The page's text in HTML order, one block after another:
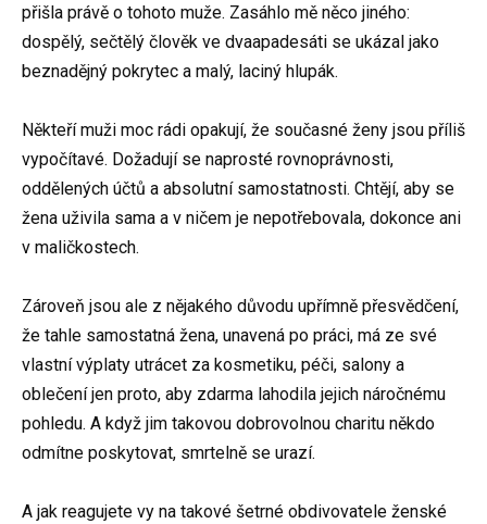
přišla právě o tohoto muže. Zasáhlo mě něco jiného:
dospělý, sečtělý člověk ve dvaapadesáti se ukázal jako
beznadějný pokrytec a malý, laciný hlupák.
Někteří muži moc rádi opakují, že současné ženy jsou příliš
vypočítavé. Dožadují se naprosté rovnoprávnosti,
oddělených účtů a absolutní samostatnosti. Chtějí, aby se
žena uživila sama a v ničem je nepotřebovala, dokonce ani
v maličkostech.
Zároveň jsou ale z nějakého důvodu upřímně přesvědčení,
že tahle samostatná žena, unavená po práci, má ze své
vlastní výplaty utrácet za kosmetiku, péči, salony a
oblečení jen proto, aby zdarma lahodila jejich náročnému
pohledu. A když jim takovou dobrovolnou charitu někdo
odmítne poskytovat, smrtelně se urazí.
A jak reagujete vy na takové šetrné obdivovatele ženské